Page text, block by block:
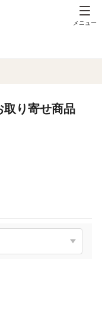
メニュー
取り寄せ商品